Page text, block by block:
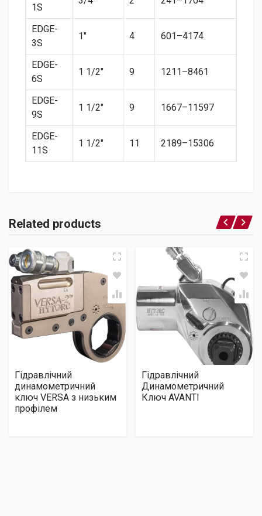
1S
EDGE-
3S
1″ 4 601–4174
EDGE-
6S
1 1/2″ 9 1211–8461
EDGE-
9S
1 1/2″ 9 1667–11597
EDGE-
11S
1 1/2″ 11 2189–15306
Related products
Гідравлічний
динамометричний
ключ VERSA з низьким
профілем
Гідравлічний
Динамометричний
Ключ AVANTI